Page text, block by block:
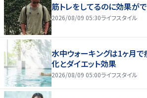
筋トレをしてるのに効果が
2026/08/09 05:30ライフスタイル
水中ウォーキングは1ヶ月
化とダイエット効果
2026/08/09 05:00ライフスタイル